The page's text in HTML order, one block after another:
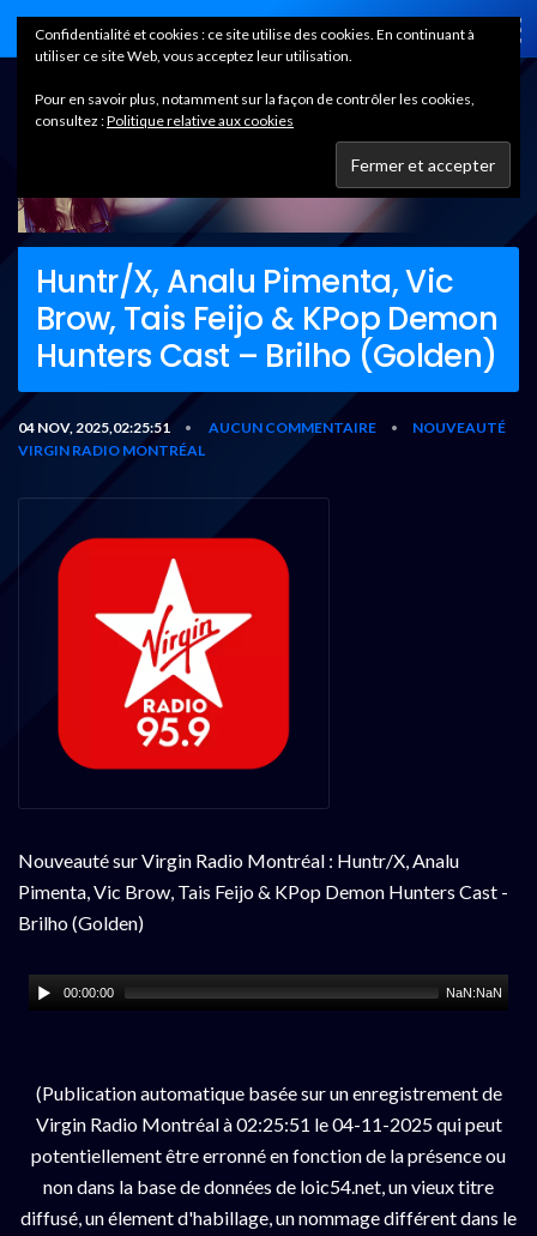
Home
Huntr/X, Analu Pimenta, Vic
Brow, Tais Feijo & KPop Demon
Hunters Cast – Brilho (Golden)
04 NOV, 2025,02:25:51 • AUCUN COMMENTAIRE •
NOUVEAUTÉ
VIRGIN RADIO MONTRÉAL
Nouveauté sur Virgin Radio Montréal : Huntr/X, Analu
Pimenta, Vic Brow, Tais Feijo & KPop Demon Hunters Cast -
Brilho (Golden)
00:00:00 NaN:NaN
(Publication automatique basée sur un enregistrement de
Virgin Radio Montréal à 02:25:51 le 04-11-2025 qui peut
potentiellement être erronné en fonction de la présence ou
non dans la base de données de loic54.net, un vieux titre
diffusé, un élement d'habillage, un nommage différent dans le
Confidentialité et cookies : ce site utilise des cookies. En continuant à
utiliser ce site Web, vous acceptez leur utilisation.
Pour en savoir plus, notamment sur la façon de contrôler les cookies,
consultez :Politique relative aux cookies